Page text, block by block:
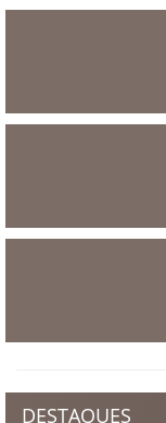
DESTAQUES